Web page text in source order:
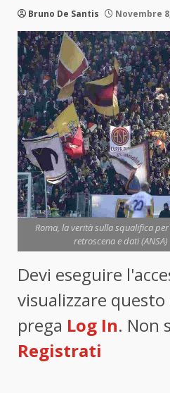
Bruno De Santis Novembre
Roma, la verità sulla squalifica
retroscena e dati
Devi eseguire
visualizzare
prega Log In. Non
Registrati